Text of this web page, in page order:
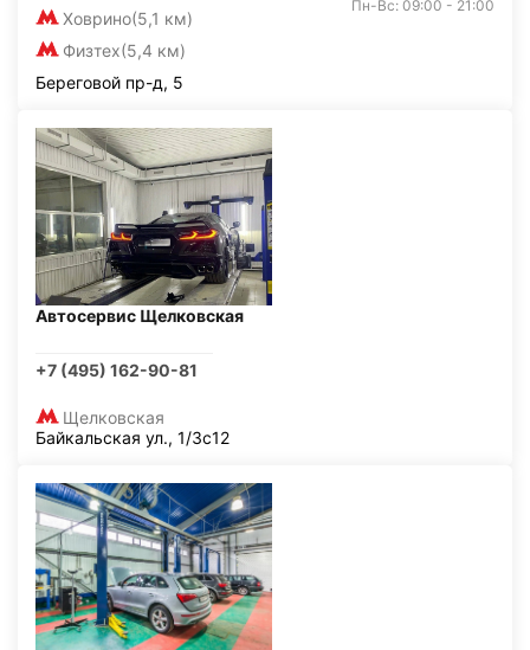
Ховрино(5,1 км)
Физтех(5,4 км)
Пн-Вс: 09:00 - 21:00
Береговой пр-д, 5
Автосервис Щелковская
+7 (495) 162-90-81
Щелковская
Байкальская ул., 1/3с12